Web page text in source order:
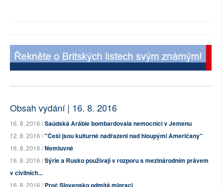
Obsah vydání | 16. 8. 2016
16. 8. 2016 /Saúdská Arábie bombardovala nemocnici v Jemenu
12. 8. 2016 /"Češi jsou kulturně nadřazeni nad hloupými Američany"
16. 8. 2016 /Nemluvně
16. 8. 2016 /Sýrie a Rusko používají v rozporu s mezinárodním právem
v civilních...
16. 8. 2016 /Proč Slovensko odmítá migraci